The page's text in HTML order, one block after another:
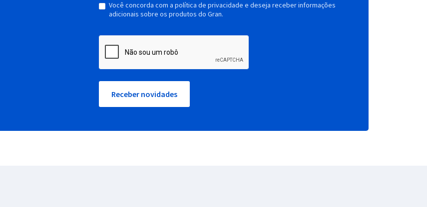
Você concorda com a política de privacidade e deseja receber informações
adicionais sobre os produtos do Gran.
Receber novidades